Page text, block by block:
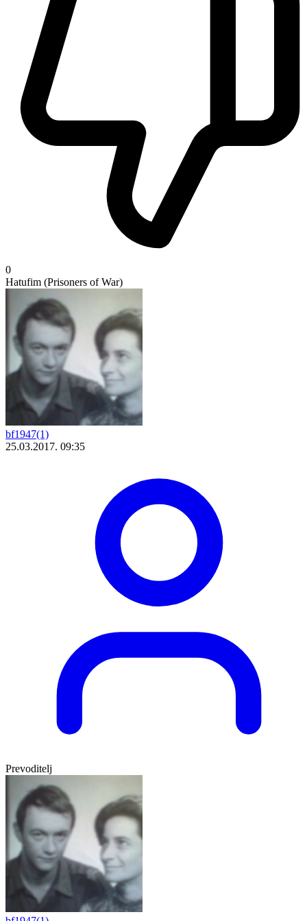
0
Hatufim (Prisoners of War)
bf1947(1)
25.03.2017. 09:35
Prevoditelj